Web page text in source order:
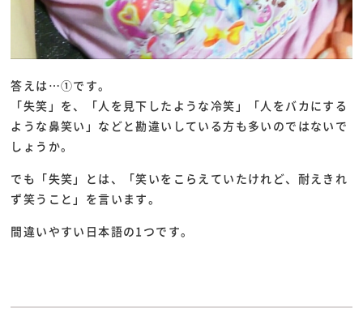
答えは…①です。
「失笑」を、「人を見下したような冷笑」「人をバカにする
ような鼻笑い」などと勘違いしている方も多いのではないで
しょうか。
でも「失笑」とは、「笑いをこらえていたけれど、耐えきれ
ず笑うこと」を言います。
間違いやすい日本語の1つです。